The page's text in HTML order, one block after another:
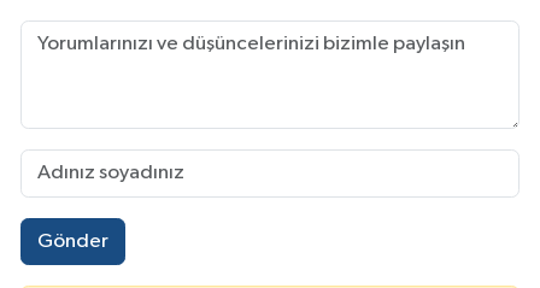
Gönder